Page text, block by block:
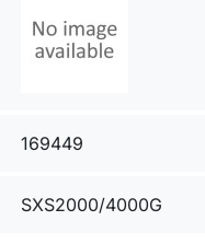
169449
SXS2000/4000G